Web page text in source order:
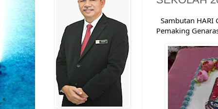
Sambutan HARI
Pemaking